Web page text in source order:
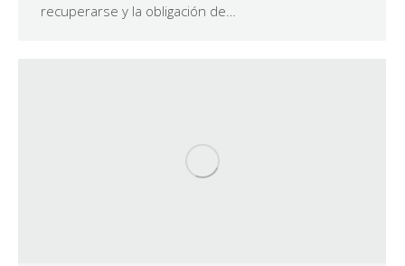
recuperarse y la obligación de…